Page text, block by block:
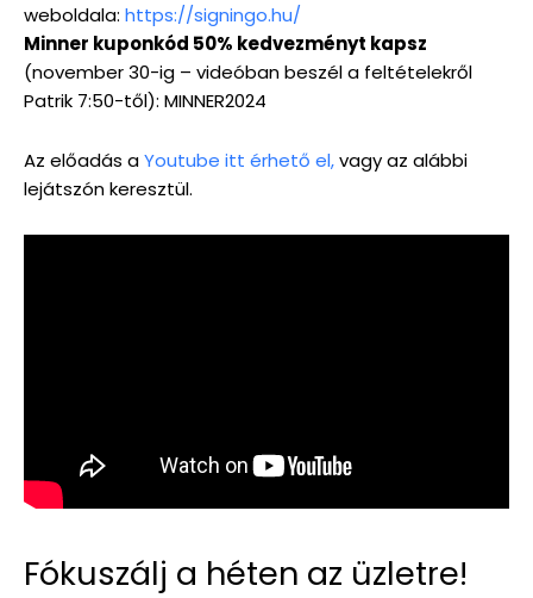
weboldala: https://signingo.hu/
Minner kuponkód 50% kedvezményt kapsz
(november 30-ig – videóban beszél a feltételekről
Patrik 7:50-től): MINNER2024
Az előadás aYoutube itt érhető el,vagy az alábbi
lejátszón keresztül.
Fókuszálj a héten az üzletre!